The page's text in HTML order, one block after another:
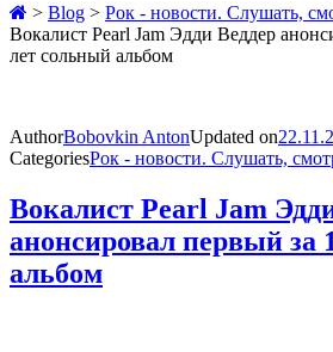
> Blog > Рок - новости. Слушать,
Вокалист Pearl Jam Эдди Веддер
лет сольный альбом
AuthorBobovkin AntonUpdated on
CategoriesРок - новости. Слушать,
Вокалист Pearl Jam
анонсировал первый за
альбом